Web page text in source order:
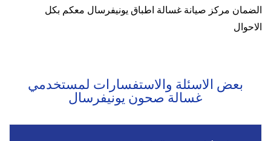
الضمان مركز صيانة غسالة اطباق يونيفرسال معكم بكل
الاحوال
بعض الاسئلة والاستفسارات لمستخدمي
غسالة صحون يونيفرسال